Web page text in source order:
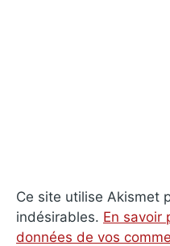
Ce site utilise Akismet
indésirables. En savoir
données de vos